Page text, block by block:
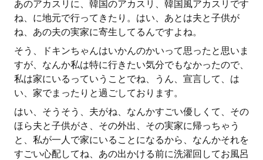
あのアカスリに、韓国のアカスリ、韓国風アカスリです
ね、に地元で行ってきたり。はい、あとは夫と子供が
ね、あの夫の実家に寄生してるんですよね。
そう、ドキンちゃんはいかんのかいって思ったと思いま
すが、なんか私は特に行きたい気分でもなかったので、
私は家にいるっていうことでね、うん、宣言して、は
い、家でまったりと過ごしております。
はい、そうそう、夫がね、なんかすごい優しくて、その
ほら夫と子供がさ、その外出、その実家に帰っちゃう
と、私が一人で家にいることになるから、なんかそれを
すごい心配してね、あの出かける前に洗濯回してお風呂